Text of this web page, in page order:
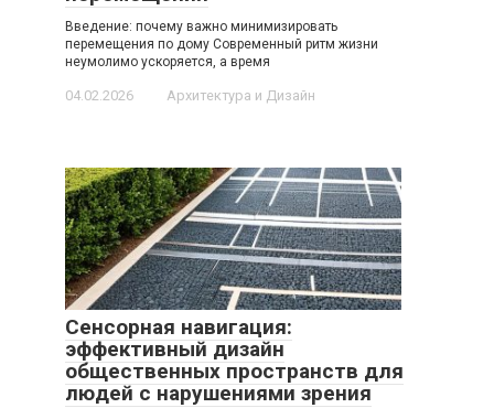
Введение: почему важно минимизировать
перемещения по дому Современный ритм жизни
неумолимо ускоряется, а время
04.02.2026 Архитектура и Дизайн
Сенсорная навигация:
эффективный дизайн
общественных пространств для
людей с нарушениями зрения